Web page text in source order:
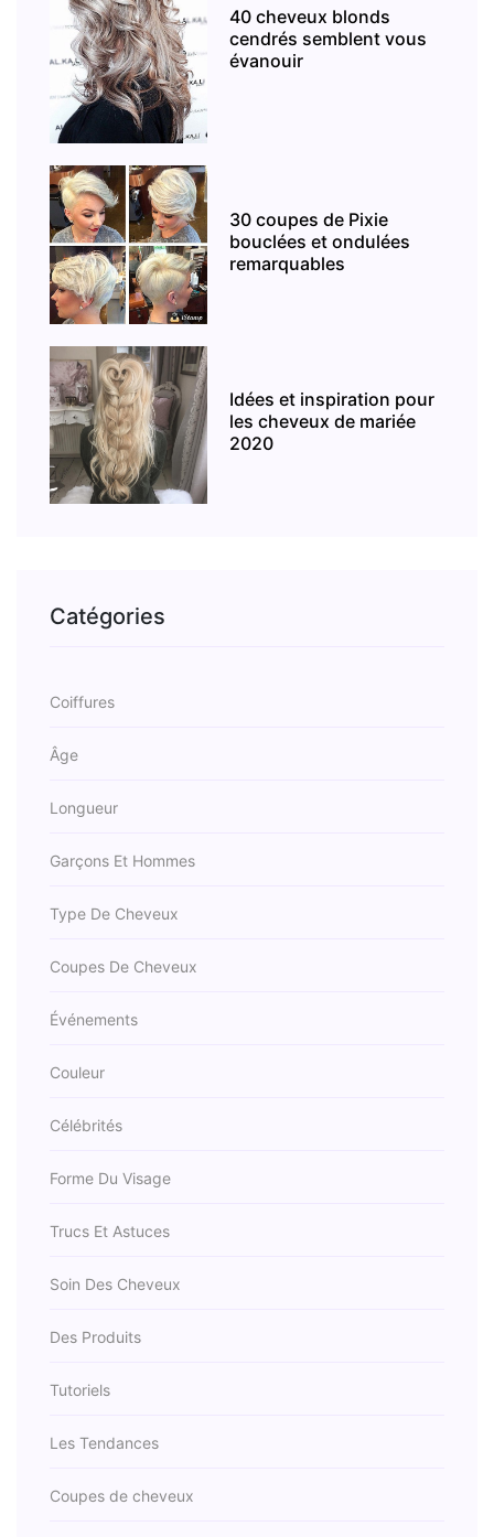
40 cheveux blonds
cendrés semblent vous
évanouir
30 coupes de Pixie
bouclées et ondulées
remarquables
Idées et inspiration pour
les cheveux de mariée
2020
Catégories
Coiffures
Âge
Longueur
Garçons Et Hommes
Type De Cheveux
Coupes De Cheveux
Événements
Couleur
Célébrités
Forme Du Visage
Trucs Et Astuces
Soin Des Cheveux
Des Produits
Tutoriels
Les Tendances
Coupes de cheveux